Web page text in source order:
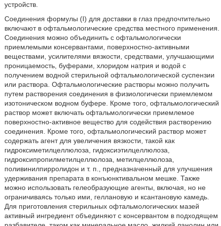
устройств.
Соединения формулы (I) для доставки в глаз предпочтительно
включают в офтальмологические средства местного применения.
Соединения можно объединить с офтальмологически
приемлемыми консервантами, поверхностно-активными
веществами, усилителями вязкости, средствами, улучшающими
проницаемость, буферами, хлоридом натрия и водой с
получением водной стерильной офтальмологической суспензии
или раствора. Офтальмологические растворы можно получить
путем растворения соединения в физиологически приемлемом
изотоническом водном буфере. Кроме того, офтальмологический
раствор может включать офтальмологически приемлемое
поверхностно-активное вещество для содействия растворению
соединения. Кроме того, офтальмологический раствор может
содержать агент для увеличения вязкости, такой как
гидроксиметилцеллюлоза, гидоксиэтилцеллюлоза,
гидроксипропилметилцеллюлоза, метилцеллюлоза,
поливинилпирролидон и т. п., предназначенный для улучшения
удерживания препарата в конъюнктивальном мешке. Также
можно использовать гелеобразующие агенты, включая, но не
ограничиваясь только ими, геллановую и ксантановую камедь.
Для приготовления стерильных офтальмологических мазей
активный ингредиент объединяют с консервантом в подходящем